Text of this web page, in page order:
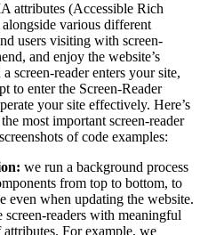
attributes (Accessible Rich
various different
users visiting with screen-
and enjoy the website’s
screen-reader enters your site,
to enter the Screen-Reader
your site effectively. Here’s
most important screen-reader
of code examples:
we run a background process
from top to bottom, to
even when updating the website.
readers with meaningful
For example, we